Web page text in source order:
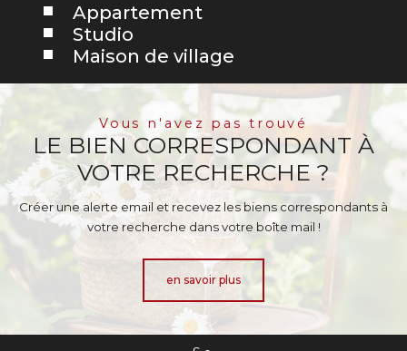
Appartement
Studio
Maison de village
Vous n'avez pas trouvé
LE BIEN CORRESPONDANT À
VOTRE RECHERCHE ?
Créer une alerte email et recevez les biens correspondants à
votre recherche dans votre boîte mail !
en savoir plus